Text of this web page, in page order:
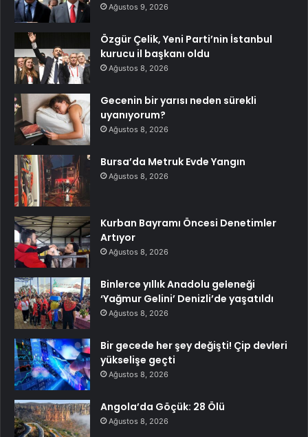
Ağustos 9, 2026
Özgür Çelik, Yeni Parti’nin İstanbul
kurucu il başkanı oldu
Ağustos 8, 2026
Gecenin bir yarısı neden sürekli
uyanıyorum?
Ağustos 8, 2026
Bursa’da Metruk Evde Yangın
Ağustos 8, 2026
Kurban Bayramı Öncesi Denetimler
Artıyor
Ağustos 8, 2026
Binlerce yıllık Anadolu geleneği
‘Yağmur Gelini’ Denizli’de yaşatıldı
Ağustos 8, 2026
Bir gecede her şey değişti! Çip devleri
yükselişe geçti
Ağustos 8, 2026
Angola’da Göçük: 28 Ölü
Ağustos 8, 2026